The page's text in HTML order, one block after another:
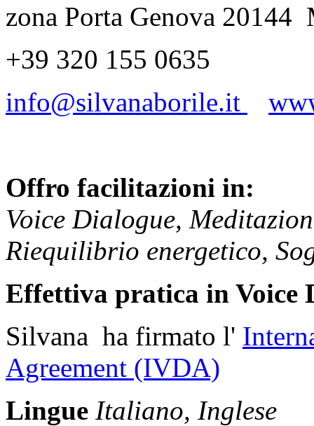
zona Porta Genova
+39 320 155 0635
info@silvanaborile.it
Offro facilitazioni in:
Voice Dialogue,
Riequilibrio energetico,
Effettiva pratica in Voice
Silvana ha firmato l'
Agreement (IVDA)
Lingue Italiano, Inglese